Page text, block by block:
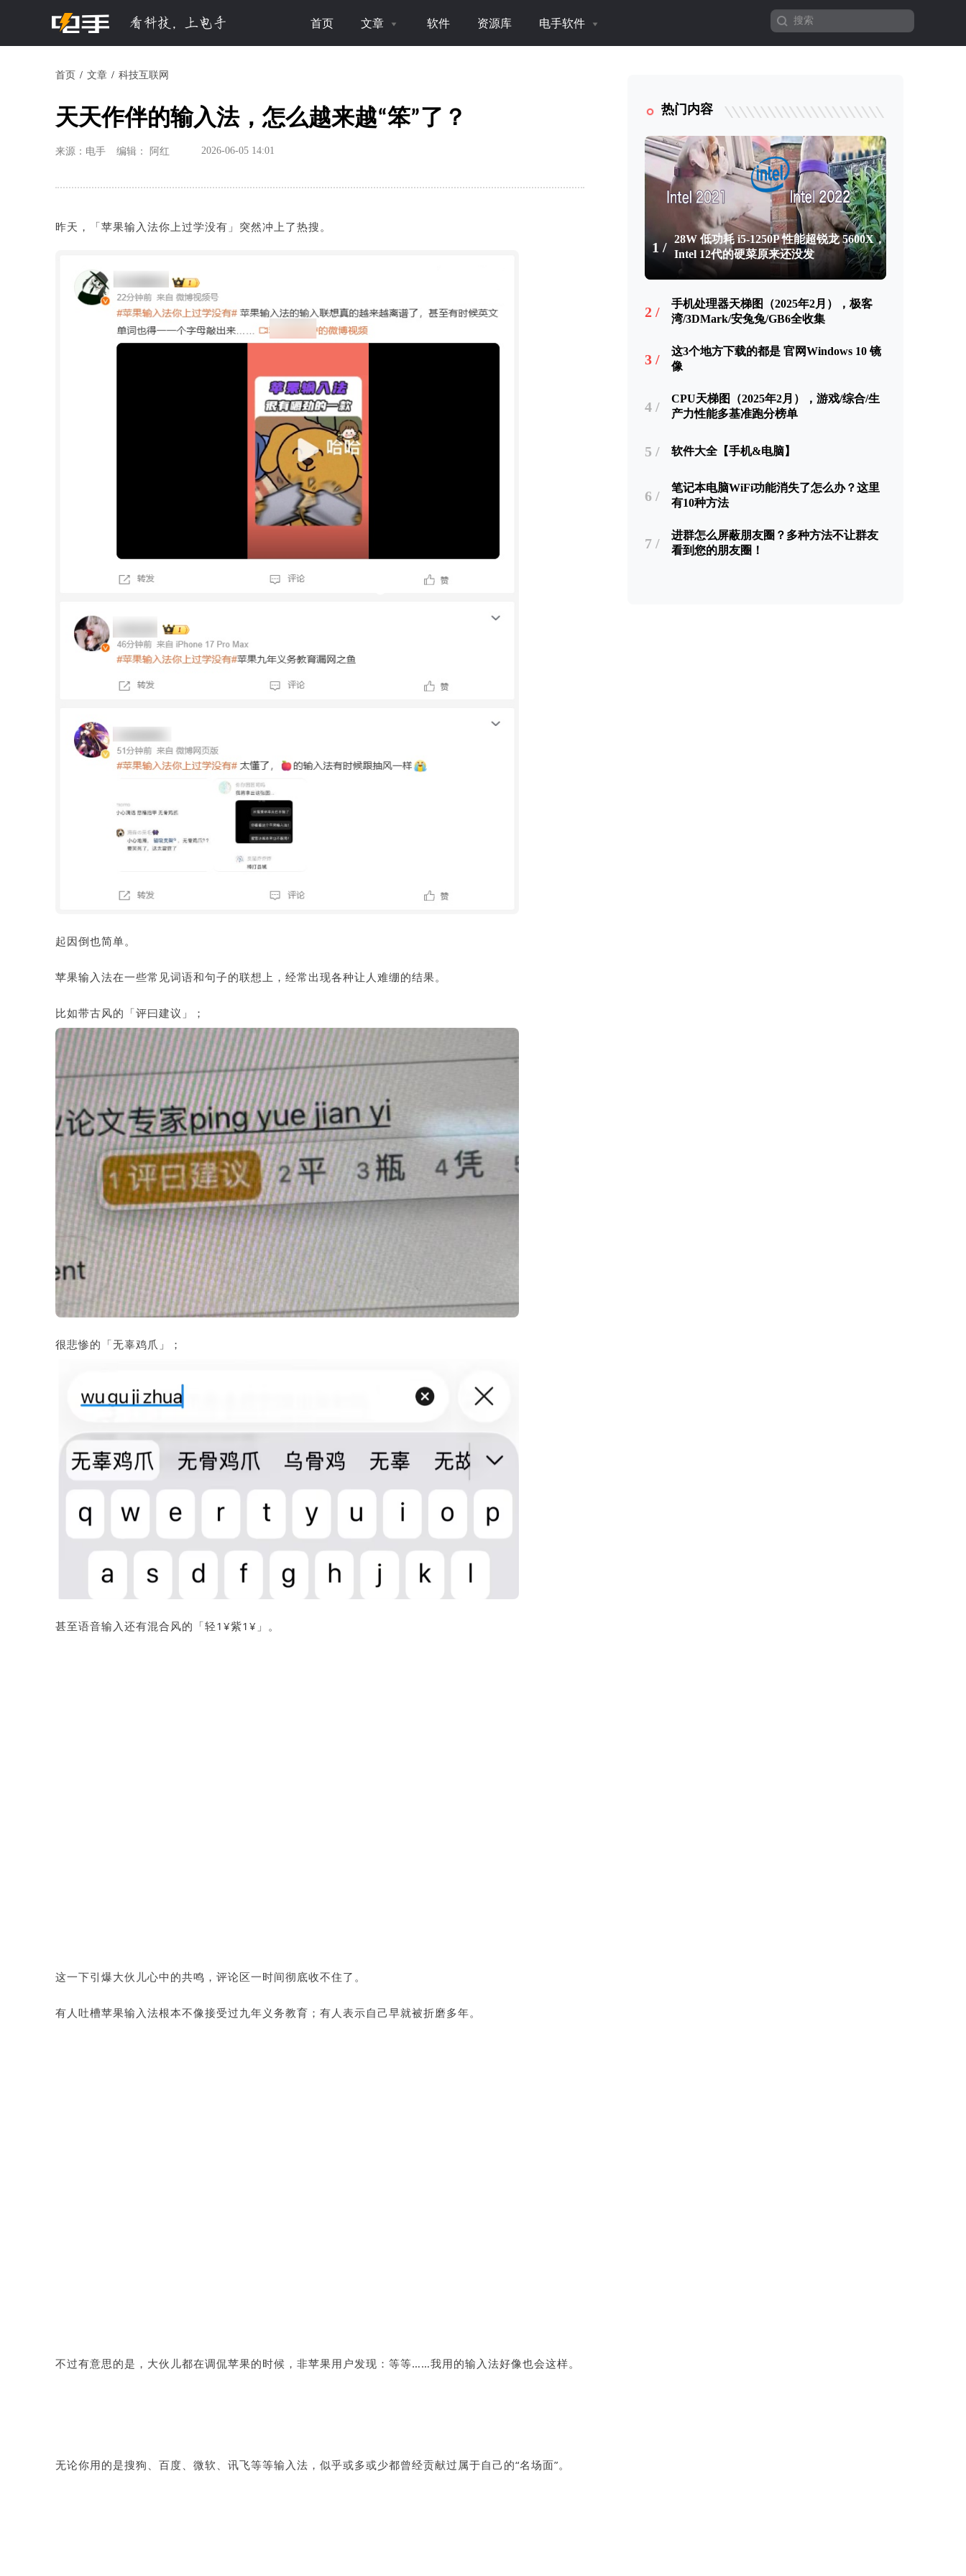
首页 文章 软件 资源库 电手软件
首页 文章 科技互联网
天天作伴的输入法，怎么越来越“笨”了？
来源：电手 编辑： 阿红 2026-06-05 14:01
昨天，「苹果输入法你上过学没有」突然冲上了热搜。
起因倒也简单。
苹果输入法在一些常见词语和句子的联想上，经常出现各种让人难绷的结果。
比如带古风的「评曰建议」；
很悲惨的「无辜鸡爪」；
甚至语音输入还有混合风的「轻1¥紫1¥」。
热门内容
1 /
28W 低功耗 i5-1250P 性能超锐龙 5600X，
Intel 12代的硬菜原来还没发
2 /
手机处理器天梯图（2025年2月），极客
湾/3DMark/安兔兔/GB6全收集
3 /
这3个地方下载的都是 官网Windows 10 镜
像
4 /
CPU天梯图（2025年2月），游戏/综合/生
产力性能多基准跑分榜单
5 / 软件大全【手机&电脑】
6 /
笔记本电脑WiFi功能消失了怎么办？这里
有10种方法
7 /
进群怎么屏蔽朋友圈？多种方法不让群友
看到您的朋友圈！